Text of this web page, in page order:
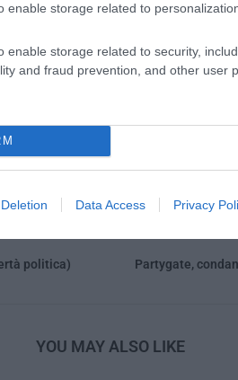
enable storage related to
enable storage related to security,
and fraud prevention, and other user
Data Access Privacy
politica)
Partygate,
YOU MAY ALSO LIKE